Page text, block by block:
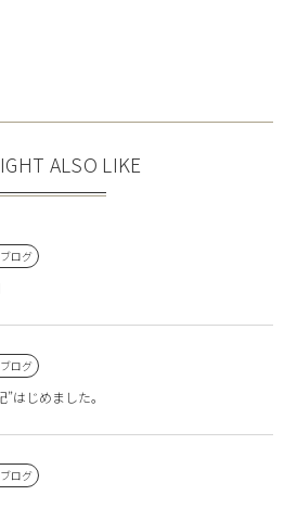
ALSO LIKE
ログ
ログ
”はじめました。
ログ